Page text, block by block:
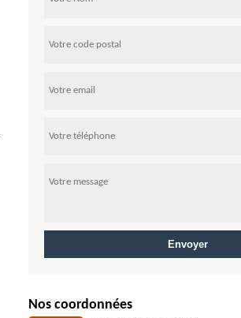
Nos coordonnées